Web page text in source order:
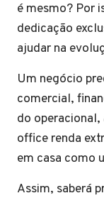
é mesmo? Por
dedicação
ajudar na
Um negócio
comercial,
do
office renda
em casa como
Assim, saberá